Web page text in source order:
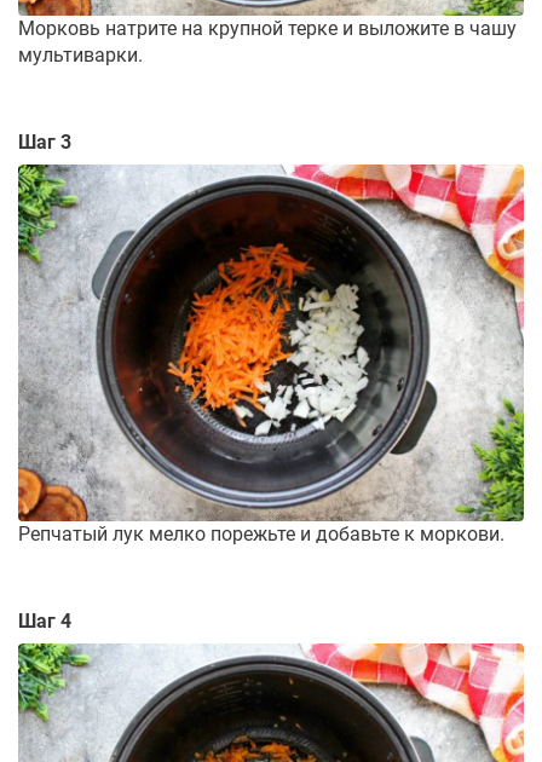
Морковь натрите на крупной терке и выложите в чашу
мультиварки.
Шаг 3
Репчатый лук мелко порежьте и добавьте к моркови.
Шаг 4